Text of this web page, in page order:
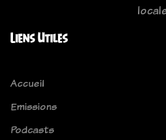
Liens Utiles
Accueil
Emissions
Podcasts